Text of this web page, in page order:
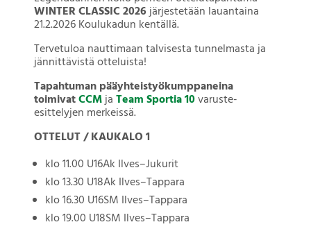
WINTER CLASSIC 2026järjestetään lauantaina
21.2.2026 Koulukadun kentällä.
Tervetuloa nauttimaan talvisesta tunnelmasta ja
jännittävistä otteluista!
Tapahtuman pääyhteistyökumppaneina
toimivatCCMjaTeam Sportia 10varuste-
esittelyjen merkeissä.
OTTELUT / KAUKALO 1
klo 11.00 U16Ak Ilves–Jukurit
klo 13.30 U18Ak Ilves–Tappara
klo 16.30 U16SM Ilves–Tappara
klo 19.00 U18SM Ilves–Tappara